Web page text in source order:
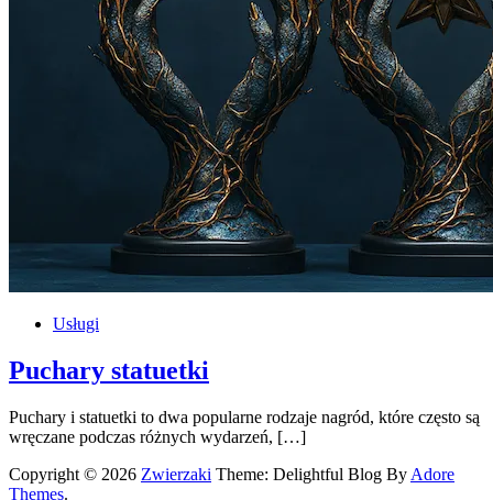
Usługi
Puchary statuetki
Puchary i statuetki to dwa popularne rodzaje nagród, które często są
wręczane podczas różnych wydarzeń, […]
Copyright © 2026 Zwierzaki Theme: Delightful Blog By Adore
Themes.